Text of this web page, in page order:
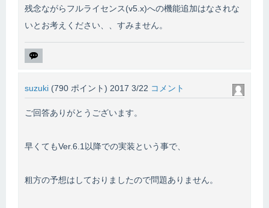
残念ながらフルライセンス(v5.x)への機能追加はなされな
いとお考えください、、すみません。
suzuki (790 ポイント) 2017 3/22 コメント
ご回答ありがとうございます。
早くてもVer.6.1以降での実装という事で、
粗方の予想はしておりましたので問題ありません。